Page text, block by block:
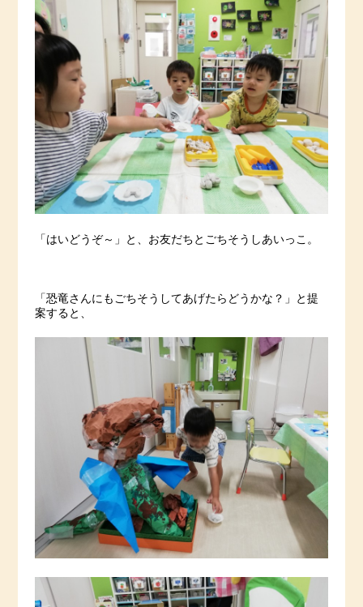
「はいどうぞ～」と、お友だちとごちそうしあいっこ。
「恐竜さんにもごちそうしてあげたらどうかな？」と提
案すると、